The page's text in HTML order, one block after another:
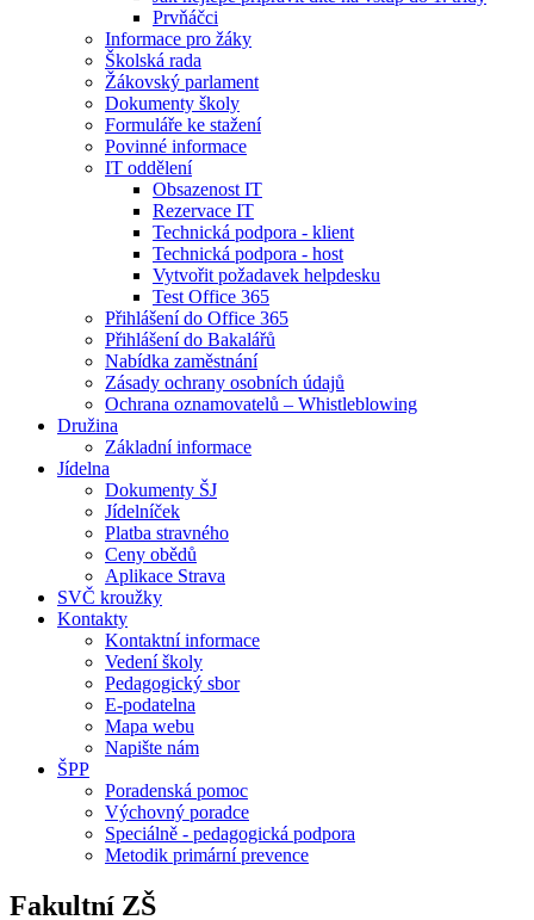
Prvňáčci
Informace pro žáky
Školská rada
Žákovský parlament
Dokumenty školy
Formuláře ke stažení
Povinné informace
IT oddělení
Obsazenost IT
Rezervace IT
Technická podpora - klient
Technická podpora - host
Vytvořit požadavek helpdesku
Test Office 365
Přihlášení do Office 365
Přihlášení do Bakalářů
Nabídka zaměstnání
Zásady ochrany osobních údajů
Ochrana oznamovatelů – Whistleblowing
Družina
Základní informace
Jídelna
Dokumenty ŠJ
Jídelníček
Platba stravného
Ceny obědů
Aplikace Strava
SVČ kroužky
Kontakty
Kontaktní informace
Vedení školy
Pedagogický sbor
E-podatelna
Mapa webu
Napište nám
ŠPP
Poradenská pomoc
Výchovný poradce
Speciálně - pedagogická podpora
Metodik primární prevence
Fakultní ZŠ